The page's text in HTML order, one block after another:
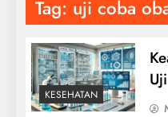
Tag: uji coba
KESEHATAN